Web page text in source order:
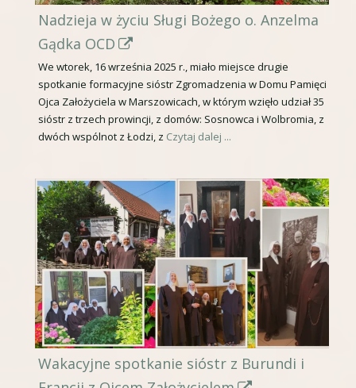
i
ę
n
o
w
m
o
k
n
i
e
Nadzieja w życiu Sługi Bożego o. Anzelma
Gądka OCD
t
r
o
n
o
t
w
i
e
r
a
s
We wtorek, 16 września 2025 r., miało miejsce drugie
spotkanie formacyjne sióstr Zgromadzenia w Domu Pamięci
Ojca Założyciela w Marszowicach, w którym wzięło udział 35
sióstr z trzech prowincji, z domów: Sosnowca i Wolbromia, z
dwóch wspólnot z Łodzi, z Czytaj dalej ...
Wakacyjne spotkanie sióstr z Burundi i